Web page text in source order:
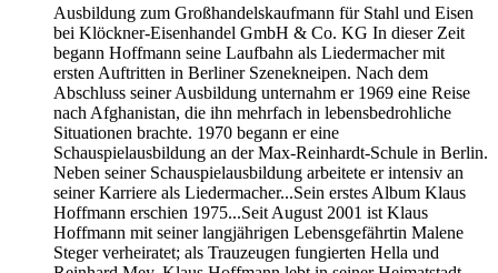
Ausbildung zum Großhandelskaufmann für Stahl und Eisen
bei Klöckner-Eisenhandel GmbH & Co. KG In dieser Zeit
begann Hoffmann seine Laufbahn als Liedermacher mit
ersten Auftritten in Berliner Szenekneipen. Nach dem
Abschluss seiner Ausbildung unternahm er 1969 eine Reise
nach Afghanistan, die ihn mehrfach in lebensbedrohliche
Situationen brachte. 1970 begann er eine
Schauspielausbildung an der Max-Reinhardt-Schule in Berlin.
Neben seiner Schauspielausbildung arbeitete er intensiv an
seiner Karriere als Liedermacher...Sein erstes Album Klaus
Hoffmann erschien 1975...Seit August 2001 ist Klaus
Hoffmann mit seiner langjährigen Lebensgefährtin Malene
Steger verheiratet; als Trauzeugen fungierten Hella und